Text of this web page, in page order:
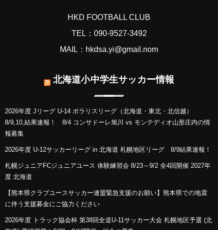
HKD FOOTBALL CLUB
TEL：090-9527-3492
MAIL：hkdsa.yi@gmail.nom
北海道小中学生サッカー情報
2026年度 Jリーグ U-14 ポラリスリーグ（北海道・東北・北信越）
8/9,10,結果速報！ 8/4 コンサドーレ旭川 vs モンテディオ山形庄内の情
報募集
2026年度 U-12サッカーリーグ in 北海道 札幌地区リーグ 8/9結果速報！
札幌ジュニアFCジュニアユース 体験練習会 8/23～9/2 全4回開催 2027年
度 北海道
【熊本県クラブユースサッカー連盟緊急支援のお願い】熊本県での地震
に伴う支援募金にご協力ください
2026年度 トラック協会杯 第38回全道U-11サッカー大会 札幌地区予選 (北